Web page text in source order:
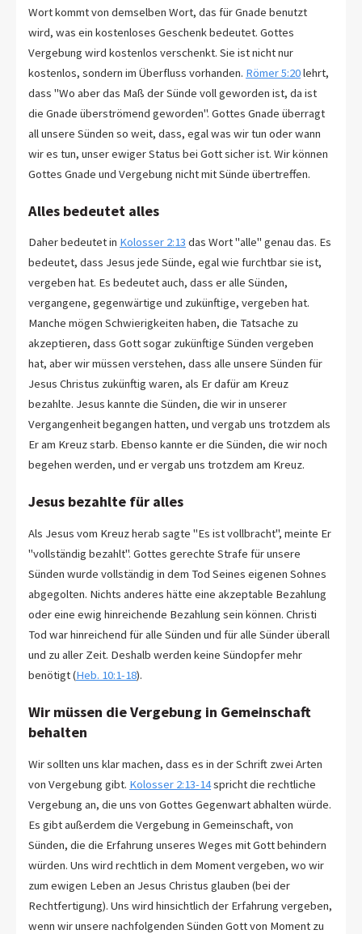
Wort kommt von demselben Wort, das für Gnade benutzt
wird, was ein kostenloses Geschenk bedeutet. Gottes
Vergebung wird kostenlos verschenkt. Sie ist nicht nur
kostenlos, sondern im Überfluss vorhanden. Römer 5:20lehrt,
dass "Wo aber das Maß der Sünde voll geworden ist, da ist
die Gnade überströmend geworden". Gottes Gnade überragt
all unsere Sünden so weit, dass, egal was wir tun oder wann
wir es tun, unser ewiger Status bei Gott sicher ist. Wir können
Gottes Gnade und Vergebung nicht mit Sünde übertreffen.
Alles bedeutet alles
Daher bedeutet in Kolosser 2:13 das Wort "alle" genau das. Es
bedeutet, dass Jesus jede Sünde, egal wie furchtbar sie ist,
vergeben hat. Es bedeutet auch, dass er alle Sünden,
vergangene, gegenwärtige und zukünftige, vergeben hat.
Manche mögen Schwierigkeiten haben, die Tatsache zu
akzeptieren, dass Gott sogar zukünftige Sünden vergeben
hat, aber wir müssen verstehen, dass alle unsere Sünden für
Jesus Christus zukünftig waren, als Er dafür am Kreuz
bezahlte. Jesus kannte die Sünden, die wir in unserer
Vergangenheit begangen hatten, und vergab uns trotzdem als
Er am Kreuz starb. Ebenso kannte er die Sünden, die wir noch
begehen werden, und er vergab uns trotzdem am Kreuz.
Jesus bezahlte für alles
Als Jesus vom Kreuz herab sagte "Es ist vollbracht", meinte Er
"vollständig bezahlt". Gottes gerechte Strafe für unsere
Sünden wurde vollständig in dem Tod Seines eigenen Sohnes
abgegolten. Nichts anderes hätte eine akzeptable Bezahlung
oder eine ewig hinreichende Bezahlung sein können. Christi
Tod war hinreichend für alle Sünden und für alle Sünder überall
und zu aller Zeit. Deshalb werden keine Sündopfer mehr
benötigt (Heb. 10:1-18).
Wir müssen die Vergebung in Gemeinschaft
behalten
Wir sollten uns klar machen, dass es in der Schrift zwei Arten
von Vergebung gibt. Kolosser 2:13-14spricht die rechtliche
Vergebung an, die uns von Gottes Gegenwart abhalten würde.
Es gibt außerdem die Vergebung in Gemeinschaft, von
Sünden, die die Erfahrung unseres Weges mit Gott behindern
würden. Uns wird rechtlich in dem Moment vergeben, wo wir
zum ewigen Leben an Jesus Christus glauben (bei der
Rechtfertigung). Uns wird hinsichtlich der Erfahrung vergeben,
wenn wir unsere nachfolgenden Sünden Gott von Moment zu